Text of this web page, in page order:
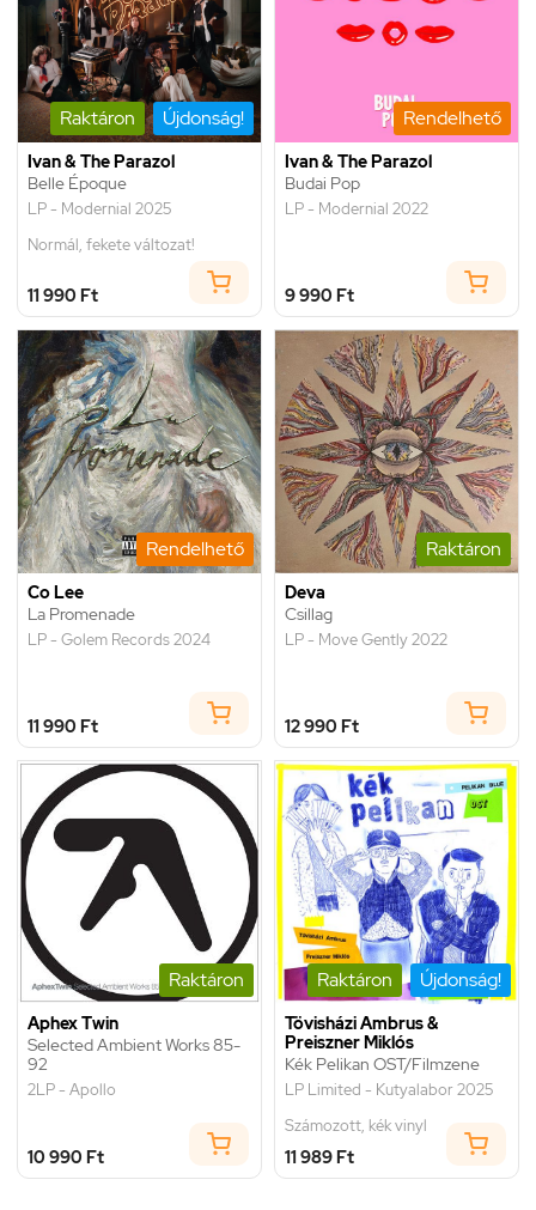
Raktáron Újdonság!
Ivan & The Parazol
Belle Époque
LP - Modernial 2025
Normál, fekete változat!
11 990 Ft
Rendelhető
Ivan & The Parazol
Budai Pop
LP - Modernial 2022
9 990 Ft
Rendelhető
Co Lee
La Promenade
LP - Golem Records 2024
11 990 Ft
Raktáron
Deva
Csillag
LP - Move Gently 2022
12 990 Ft
Raktáron
Aphex Twin
Selected Ambient Works 85-
92
2LP - Apollo
10 990 Ft
Raktáron Újdonság!
Tövisházi Ambrus &
Preiszner Miklós
Kék Pelikan OST/Filmzene
LP Limited - Kutyalabor 2025
Számozott, kék vinyl
11 989 Ft